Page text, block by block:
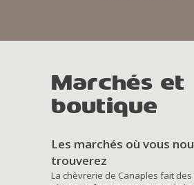
Marchés et
boutique
Les marchés où vous
trouverez
La chèvrerie de Canaples fait